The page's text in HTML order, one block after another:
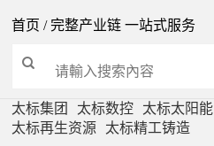
首页 / 完整产业链 一站式服务
太标集团 太标数控 太标太阳能
太标再生资源 太标精工铸造